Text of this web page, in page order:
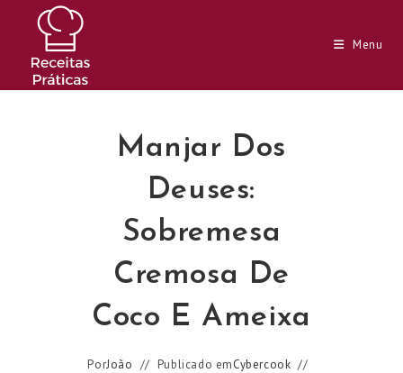
conteúdo
Menu
Manjar Dos
Deuses:
Sobremesa
Cremosa De
Coco E Ameixa
PorJoão Publicado emCybercook